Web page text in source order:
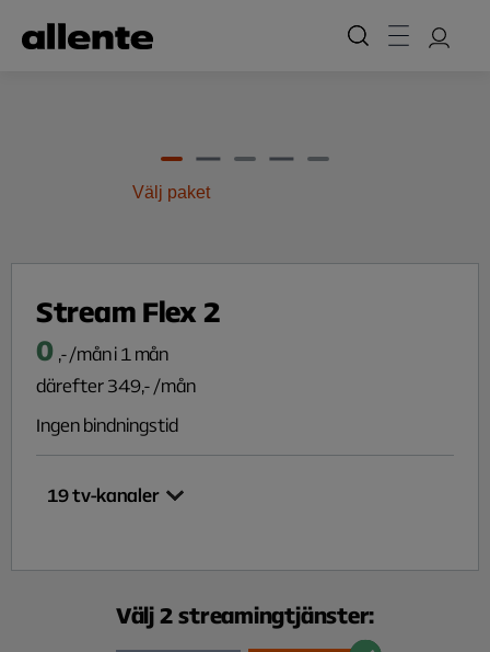
Välj paket
Stream Flex 2
0 ,- /mån i 1 mån
därefter349,- /mån
Ingen bindningstid
19tv-kanaler
Välj 2 streamingtjänster: